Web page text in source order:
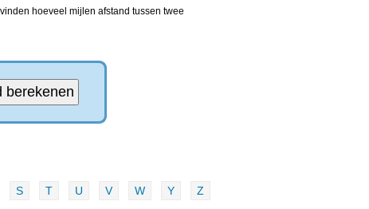
hoeveel mijlen afstand tussen twee
S T U V W Y Z